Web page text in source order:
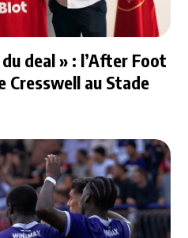
deal » : l’After Foot
au Stade